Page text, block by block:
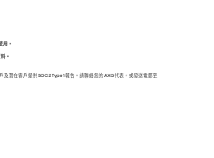
用。
。
潛在客戶提供 SOC 2 Type 1 報告。請聯絡您的 AXG 代表，或發送電郵至